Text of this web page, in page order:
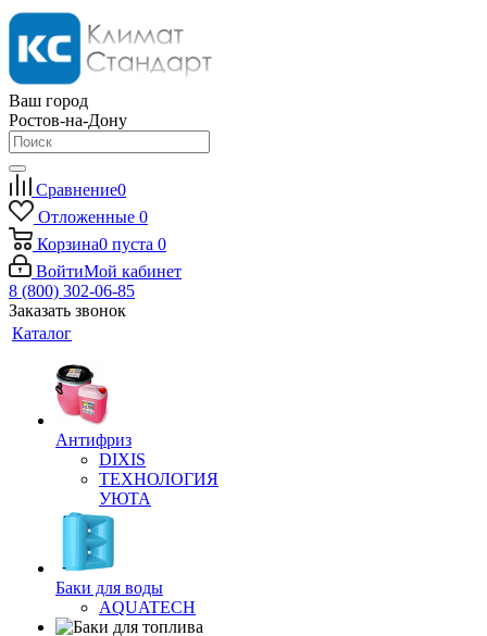
Ваш город
Ростов-на-Дону
Сравнение0
Отложенные 0
Корзина0 пуста 0
ВойтиМой кабинет
8 (800) 302-06-85
Заказать звонок
Каталог
Антифриз
DIXIS
ТЕХНОЛОГИЯ
УЮТА
Баки для воды
AQUATECH